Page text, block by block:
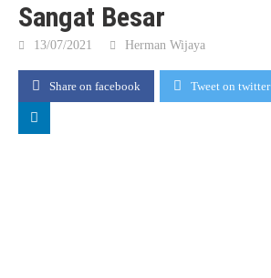
Sangat Besar
13/07/2021 Herman Wijaya
Share on facebook Tweet on twitter